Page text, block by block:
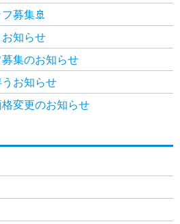
募集🚢
知らせ
集のお知らせ
お知らせ
変更のお知らせ